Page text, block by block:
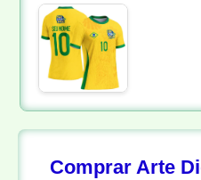
Comprar Arte